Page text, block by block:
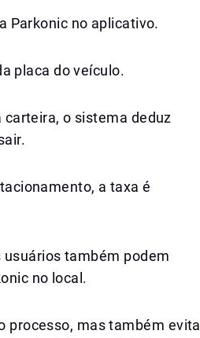
Parkonic no aplicativo.
placa do veículo.
carteira, o sistema deduz
a taxa é
também podem
no local.
processo, mas também evita